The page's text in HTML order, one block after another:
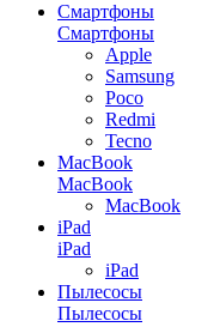
Смартфоны
Смартфоны
Apple
Samsung
Poco
Redmi
Tecno
MacBook
MacBook
MacBook
iPad
iPad
iPad
Пылесосы
Пылесосы